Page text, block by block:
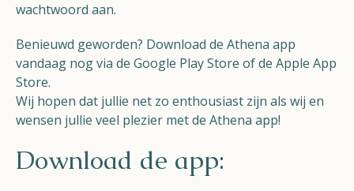
wachtwoord aan.
Benieuwd geworden? Download de Athena app
vandaag nog via de Google Play Store of de Apple App
Store.
Wij hopen dat jullie net zo enthousiast zijn als wij en
wensen jullie veel plezier met de Athena app!
Download de app: